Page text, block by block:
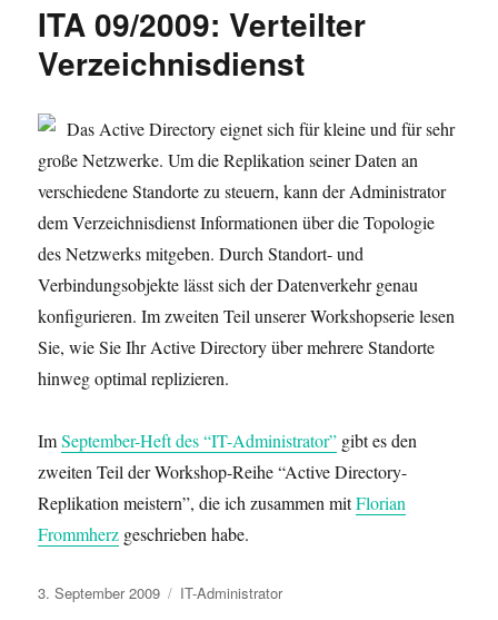
ITA 09/2009: Verteilter
Verzeichnisdienst
Das Active Directory eignet sich für kleine und für sehr
große Netzwerke. Um die Replikation seiner Daten an
verschiedene Standorte zu steuern, kann der Administrator
dem Verzeichnisdienst Informationen über die Topologie
des Netzwerks mitgeben. Durch Standort- und
Verbindungsobjekte lässt sich der Datenverkehr genau
konfigurieren. Im zweiten Teil unserer Workshopserie lesen
Sie, wie Sie Ihr Active Directory über mehrere Standorte
hinweg optimal replizieren.
ImSeptember-Heft des “IT-Administrator” gibt es den
zweiten Teil der Workshop-Reihe “Active Directory-
Replikation meistern”, die ich zusammen mitFlorian
Frommherz geschrieben habe.
Veröffentlicht
3. September 2009 Kategorien
IT-Administrator